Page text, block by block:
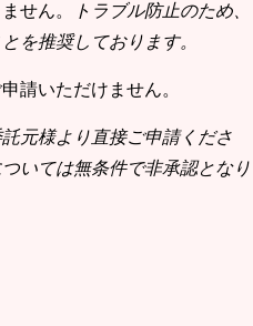
せん。
トラブル防止のため、
を推奨しております。
請いただけません。
託元様より直接ご申請くださ
いては無条件で非承認となり